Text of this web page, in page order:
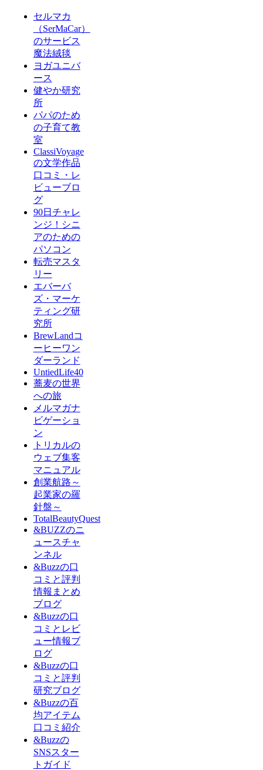
セルマカ
（SerMaCar）
のサービス
魔法絨毯
ヨガユニバ
ース
健やか研究
所
パパのため
の子育て教
室
ClassiVoyage
の文学作品
口コミ・レ
ビューブロ
グ
90日チャレ
ンジ！シニ
アのための
パソコン
転売マスタ
リー
エバーバ
ズ・マーケ
ティング研
究所
BrewLandコ
ーヒーワン
ダーランド
UntiedLife40
蕎麦の世界
への旅
メルマガナ
ビゲーショ
ン
トリカルの
ウェブ集客
マニュアル
創業航路～
起業家の羅
針盤～
TotalBeautyQuest
&BUZZのニ
ュースチャ
ンネル
&Buzzの口
コミと評判
情報まとめ
ブログ
&Buzzの口
コミとレビ
ュー情報ブ
ログ
&Buzzの口
コミと評判
研究ブログ
&Buzzの百
均アイテム
口コミ紹介
&Buzzの
SNSスター
トガイド